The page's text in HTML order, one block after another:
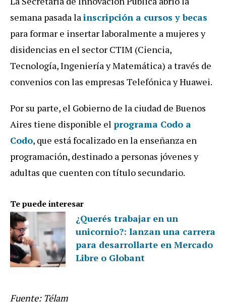
semana pasada lainscripción a cursos y becas
para formar e insertar laboralmente a mujeres y
disidencias en el sector CTIM (Ciencia,
Tecnología, Ingeniería y Matemática) a través de
convenios con las empresas Telefónica y Huawei.
Por su parte, el Gobierno de la ciudad de Buenos
Aires tiene disponible el programa Codo a
Codo, que está focalizado en la enseñanza en
programación, destinado a personas jóvenes y
adultas que cuenten con título secundario.
Te puede interesar
¿Querés trabajar en un
unicornio?: lanzan una carrera
para desarrollarte en Mercado
Libre o Globant
Fuente: Télam